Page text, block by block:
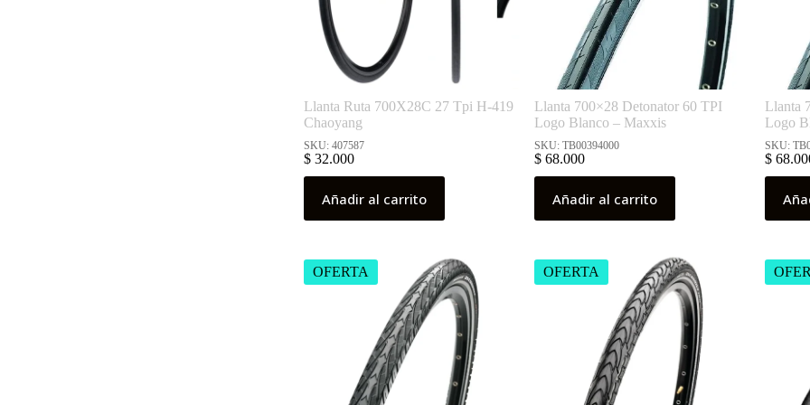
Llanta Ruta 700X28C 27 Tpi H-419
Chaoyang
SKU: 407587
$32.000
Añadir al carrito
Llanta 700×28 Detonator 60 TPI
Logo Blanco – Maxxis
SKU: TB00394000
$ 68.000
Añadir al carrito
Llanta
Logo
SKU:
$
OFERTA OFERTA